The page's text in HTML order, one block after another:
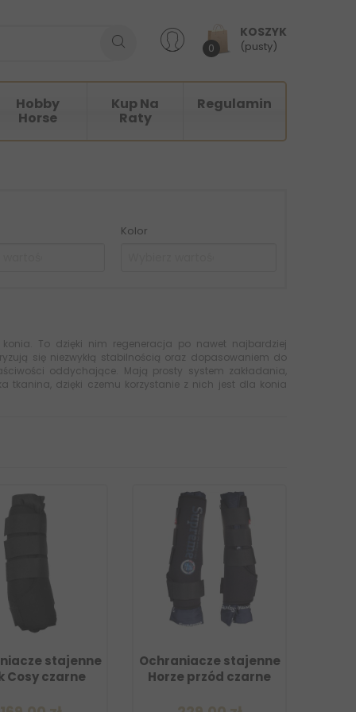
KOSZYK
0 (pusty)
Hobby
Horse
Kup Na
Raty
Regulamin
Kolor
To dzięki nim regeneracja po nawet najbardziej
się niezwykłą stabilnością oraz dopasowaniem do
oddychające. Mają prosty system zakładania,
tkanina, dzięki czemu korzystanie z nich jest dla konia
stajenne
Cosy czarne
Ochraniacze stajenne
Horze przód czarne